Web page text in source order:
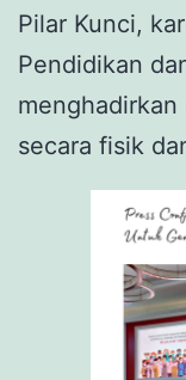
Pilar Kunci,
Pendidikan
secara fisik